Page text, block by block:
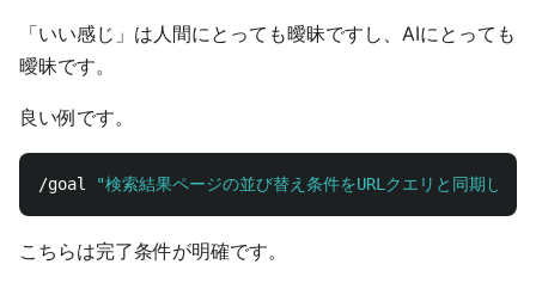
「いい感じ」は人間にとっても曖昧ですし、AIにとっても
曖昧です。
良い例です。
/goal "検索結果ページの並び替え条件をURLクエリと同期し
こちらは完了条件が明確です。